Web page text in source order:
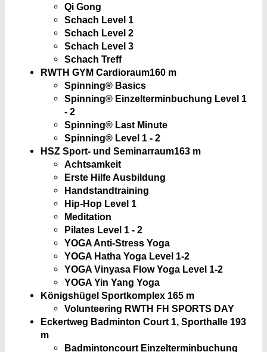
Qi Gong
Schach Level 1
Schach Level 2
Schach Level 3
Schach Treff
RWTH GYM Cardioraum160 m
Spinning® Basics
Spinning® Einzelterminbuchung Level 1
- 2
Spinning® Last Minute
Spinning® Level 1 - 2
HSZ Sport- und Seminarraum163 m
Achtsamkeit
Erste Hilfe Ausbildung
Handstandtraining
Hip-Hop Level 1
Meditation
Pilates Level 1 - 2
YOGA Anti-Stress Yoga
YOGA Hatha Yoga Level 1-2
YOGA Vinyasa Flow Yoga Level 1-2
YOGA Yin Yang Yoga
Königshügel Sportkomplex 165 m
Volunteering RWTH FH SPORTS DAY
Eckertweg Badminton Court 1, Sporthalle 193
m
Badmintoncourt Einzelterminbuchung